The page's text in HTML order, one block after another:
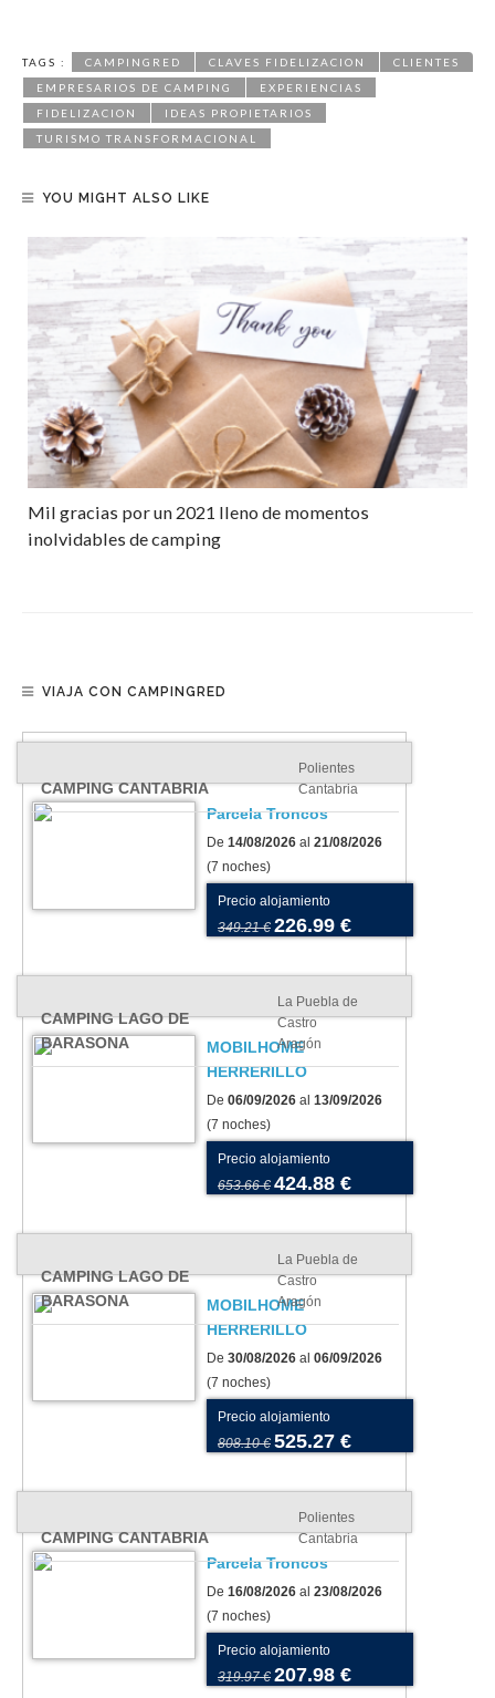
TAGS : CAMPINGRED CLAVES FIDELIZACION
CLIENTES
EMPRESARIOS DE CAMPING
EXPERIENCIAS
FIDELIZACION
IDEAS PROPIETARIOS
TURISMO TRANSFORMACIONAL
YOU MIGHT ALSO LIKE
Mil gracias por un 2021 lleno de momentos
inolvidables de camping
VIAJA CON CAMPINGRED
CAMPING CANTABRIA
Polientes
Cantabria
Parcela Troncos
De 14/08/2026 al 21/08/2026
(7 noches)
Precio alojamiento
349.21 € 226.99 €
CAMPING LAGO DE
BARASONA
La Puebla de
Castro
Aragón
MOBILHOME
HERRERILLO
De 06/09/2026 al 13/09/2026
(7 noches)
Precio alojamiento
653.66 € 424.88 €
CAMPING LAGO DE
BARASONA
La Puebla de
Castro
Aragón
MOBILHOME
HERRERILLO
De 30/08/2026 al 06/09/2026
(7 noches)
Precio alojamiento
808.10 € 525.27 €
CAMPING CANTABRIA
Polientes
Cantabria
Parcela Troncos
De 16/08/2026 al 23/08/2026
(7 noches)
Precio alojamiento
319.97 € 207.98 €